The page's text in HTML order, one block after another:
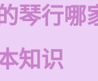
琴行哪
知识